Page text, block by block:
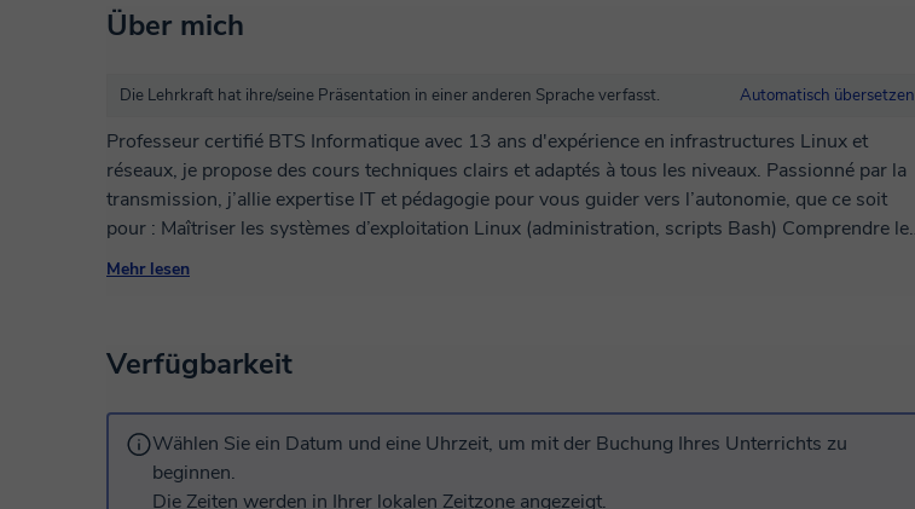
Über mich
Die Lehrkraft hat ihre/seine Präsentation in einer anderen Sprache verfasst. Automatisch übersetzen
Professeur certifié BTS Informatique avec 13 ans d'expérience en infrastructures Linux et
réseaux, je propose des cours techniques clairs et adaptés à tous les niveaux. Passionné par la
transmission, j’allie expertise IT et pédagogie pour vous guider vers l’autonomie, que ce soit
pour : Maîtriser les systèmes d’exploitation Linux (administration, scripts Bash) Comprendre les
architectures réseaux (TCP/IP, sécurité, certifications Cisco) Préparer vos examens (BTS,
Mehr lesen
Verfügbarkeit
Wählen Sie ein Datum und eine Uhrzeit, um mit der Buchung Ihres Unterrichts zu
beginnen.
Die Zeiten werden in Ihrer lokalen Zeitzone angezeigt.